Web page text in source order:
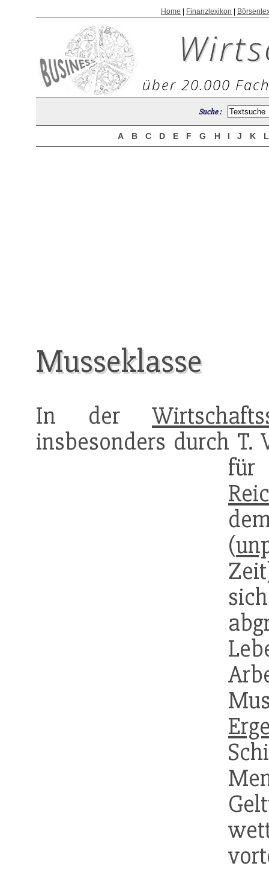
Home Finanzlexikon
über 20.000
Suche :
A B C D E F G H I J K
Musseklasse
In der
insbesonders durch T.
für
(